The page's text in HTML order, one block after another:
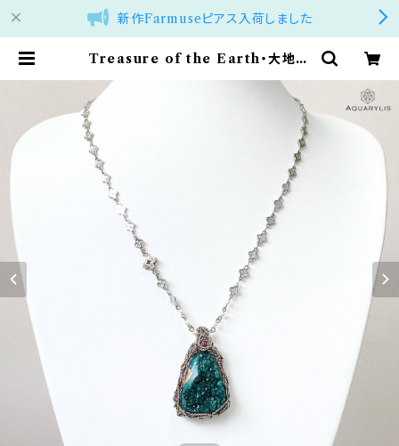
新作Farmuseピアス入荷しました
Treasure of the Earth・大地の
銀いぶし／60＋10cm）｜AQUARY